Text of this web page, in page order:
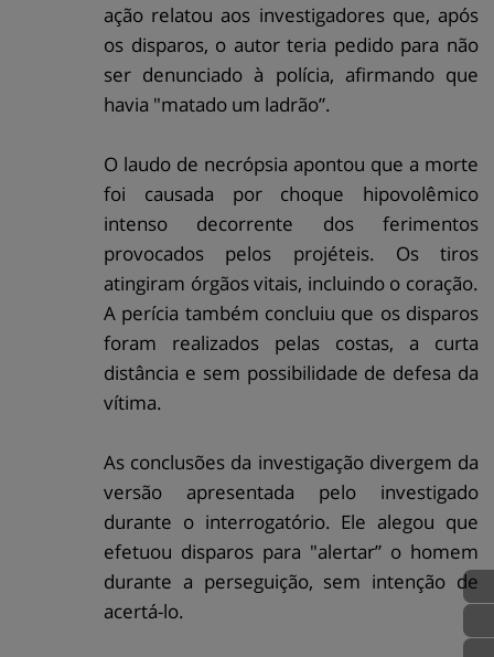
ação relatou aos investigadores que, após
os disparos, o autor teria pedido para não
ser denunciado à polícia, afirmando que
havia "matado um ladrão”.
O laudo de necrópsia apontou que a morte
foi causada por choque hipovolêmico
intenso decorrente dos ferimentos
provocados pelos projéteis. Os tiros
atingiram órgãos vitais, incluindo o coração.
A perícia também concluiu que os disparos
foram realizados pelas costas, a curta
distância e sem possibilidade de defesa da
vítima.
As conclusões da investigação divergem da
versão apresentada pelo investigado
durante o interrogatório. Ele alegou que
efetuou disparos para "alertar” o homem
durante a perseguição, sem intenção de
acertá-lo.